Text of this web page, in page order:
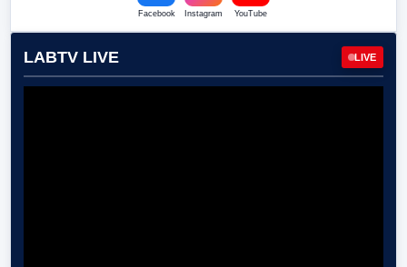
Facebook Instagram YouTube
LABTV LIVE LIVE